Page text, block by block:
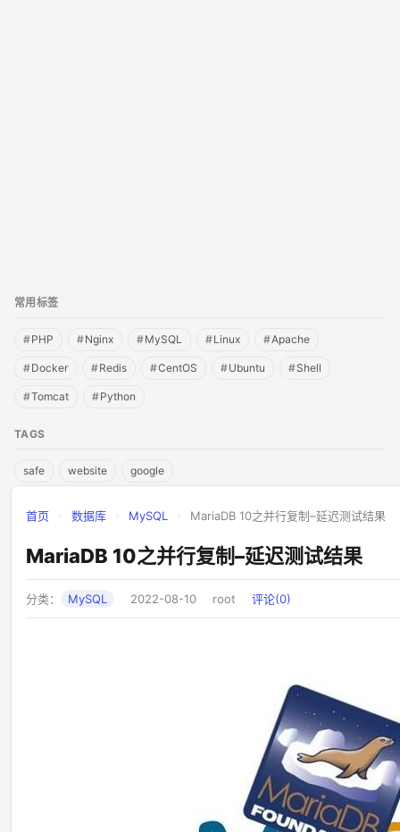
常用标签
#PHP #Nginx #MySQL #Linux #Apache
#Docker #Redis #CentOS #Ubuntu #Shell
#Tomcat #Python
TAGS
safe website google
首页 数据库 MySQL MariaDB 10之并行复制–延迟测试结果
MariaDB 10之并行复制–延迟测试结果
分类： MySQL 2022-08-10 root 评论(0)